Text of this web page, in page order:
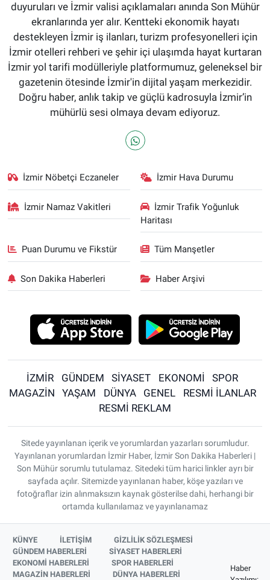
duyuruları ve İzmir valisi açıklamaları anında Son Mühür
ekranlarında yer alır. Kentteki ekonomik hayatı
destekleyen İzmir iş ilanları, turizm profesyonelleri için
İzmir otelleri rehberi ve şehir içi ulaşımda hayat kurtaran
İzmir yol tarifi modülleriyle platformumuz, geleneksel bir
gazetenin ötesinde İzmir'in dijital yaşam merkezidir.
Doğru haber, anlık takip ve güçlü kadrosuyla İzmir’in
mühürlü sesi olmaya devam ediyoruz.
İzmir Nöbetçi Eczaneler İzmir Hava Durumu
İzmir Namaz Vakitleri
İzmir Trafik Yoğunluk
Haritası
Puan Durumu ve Fikstür Tüm Manşetler
Son Dakika Haberleri Haber Arşivi
İZMİR GÜNDEM SİYASET EKONOMİ
SPOR
MAGAZİN
YAŞAM DÜNYA GENEL
RESMİ İLANLAR
RESMİ REKLAM
Sitede yayınlanan içerik ve yorumlardan yazarları sorumludur.
Yayınlanan yorumlardan İzmir Haber, İzmir Son Dakika Haberleri |
Son Mühür sorumlu tutulamaz. Sitedeki tüm harici linkler ayrı bir
sayfada açılır. Sitemizde yayınlanan haber, köşe yazıları ve
fotoğraflar izin alınmaksızın kaynak gösterilse dahi, herhangi bir
ortamda kullanılamaz ve yayınlanamaz
KÜNYE İLETİŞİM
GİZLİLİK SÖZLEŞMESİ
GÜNDEM HABERLERİ
SİYASET HABERLERİ
EKONOMİ HABERLERİ
SPOR HABERLERİ
MAGAZİN HABERLERİ
DÜNYA HABERLERİ
Haber